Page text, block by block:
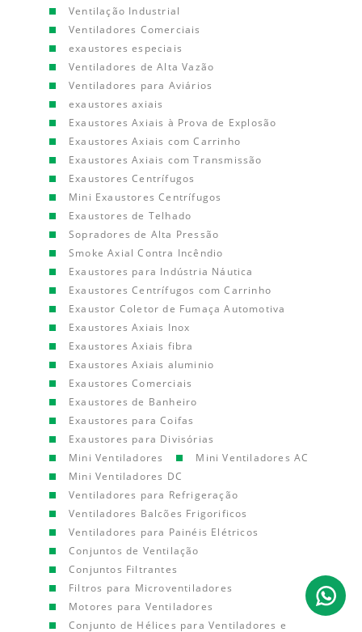
Ventilação Industrial
Ventiladores Comerciais
exaustores especiais
Ventiladores de Alta Vazão
Ventiladores para Aviários
exaustores axiais
Exaustores Axiais à Prova de Explosão
Exaustores Axiais com Carrinho
Exaustores Axiais com Transmissão
Exaustores Centrífugos
Mini Exaustores Centrífugos
Exaustores de Telhado
Sopradores de Alta Pressão
Smoke Axial Contra Incêndio
Exaustores para Indústria Náutica
Exaustores Centrífugos com Carrinho
Exaustor Coletor de Fumaça Automotiva
Exaustores Axiais Inox
Exaustores Axiais fibra
Exaustores Axiais aluminio
Exaustores Comerciais
Exaustores de Banheiro
Exaustores para Coifas
Exaustores para Divisórias
Mini Ventiladores
Mini Ventiladores AC
Mini Ventiladores DC
Ventiladores para Refrigeração
Ventiladores Balcões Frigorificos
Ventiladores para Painéis Elétricos
Conjuntos de Ventilação
Conjuntos Filtrantes
Filtros para Microventiladores
Motores para Ventiladores
Conjunto de Hélices para Ventiladores e